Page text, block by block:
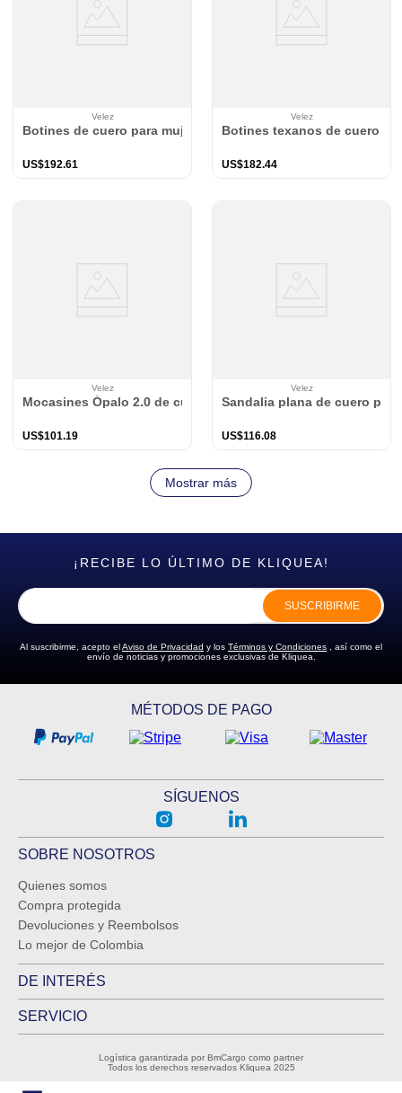
Velez
Botines de cuero para mujer Solaris
US$192.61
Velez
Botines texanos de cuero
US$182.44
Velez
Mocasines Ópalo 2.0 de cuero para mujer ajuste elástico
US$101.19
Velez
Sandalia plana de cuero
US$116.08
Mostrar más
¡RECIBE LO ÚLTIMO DE KLIQUEA!
SUSCRIBIRME
Al suscribirme, acepto elAviso de Privacidad y los Términos y Condiciones , así como el
envío de noticias y promociones exclusivas de Kliquea.
MÉTODOS DE PAGO
SÍGUENOS
SOBRE NOSOTROS
Quienes somos
Compra protegida
Devoluciones y Reembolsos
Lo mejor de Colombia
DE INTERÉS
SERVICIO
Logística garantizada por BmCargo como partner
Todos los derechos reservados Kliquea 2025